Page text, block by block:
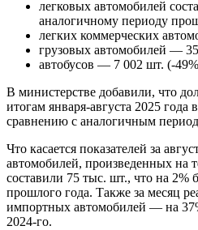
легковых автомобилей
аналогичному периоду
легких коммерческих
грузовых автомобилей —
автобусов — 7 002 шт. (-
В министерстве добавили, что
итогам января-августа 2025 года
сравнению с аналогичным
Что касается показателей за
автомобилей, произведенных на
составили 75 тыс. шт., что на 2%
прошлого года. Также за месяц
импортных автомобилей — на
2024-го.